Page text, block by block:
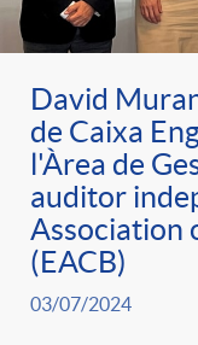
David
de Caixa
l'Àrea de
auditor
Association
(EACB)
03/07/2024